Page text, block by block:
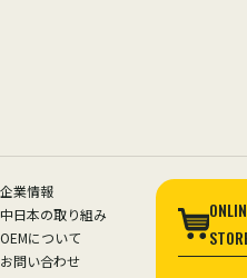
企業情報
中日本の取り組み
OEMについて
お問い合わせ